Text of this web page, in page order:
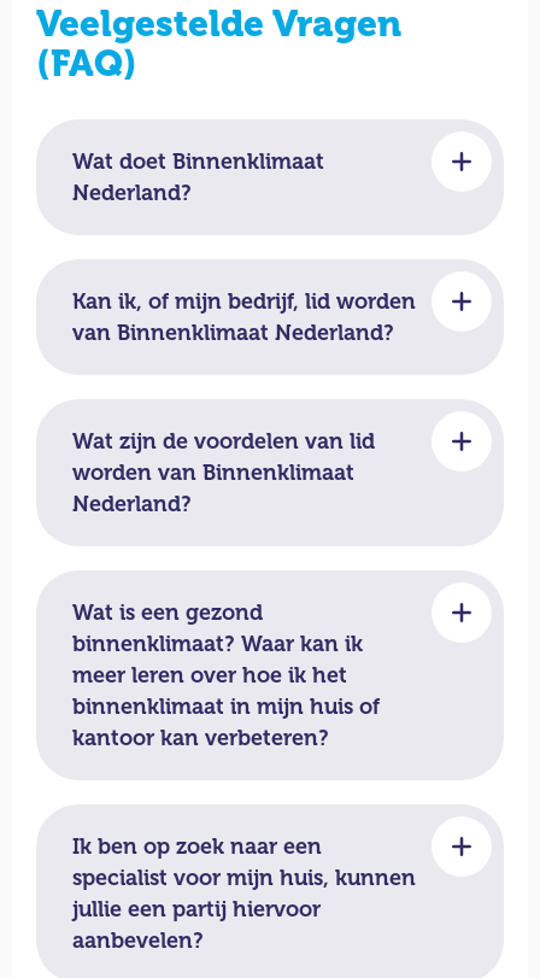
Veelgestelde Vragen
(FAQ)
Wat doet Binnenklimaat
Nederland?
Kan ik, of mijn bedrijf, lid worden
van Binnenklimaat Nederland?
Wat zijn de voordelen van lid
worden van Binnenklimaat
Nederland?
Wat is een gezond
binnenklimaat? Waar kan ik
meer leren over hoe ik het
binnenklimaat in mijn huis of
kantoor kan verbeteren?
Ik ben op zoek naar een
specialist voor mijn huis, kunnen
jullie een partij hiervoor
aanbevelen?